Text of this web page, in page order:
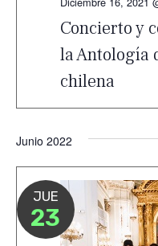
Concierto y
la Antología
chilena
Junio 2022
JUE
23